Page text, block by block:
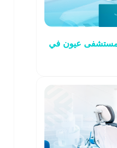
مستشفى عيون في